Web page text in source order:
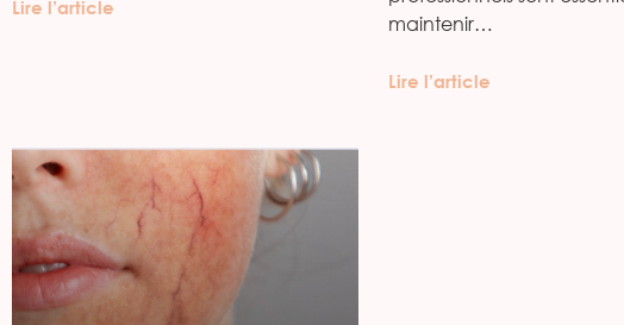
Lire l’article
maintenir…
Lire l’article